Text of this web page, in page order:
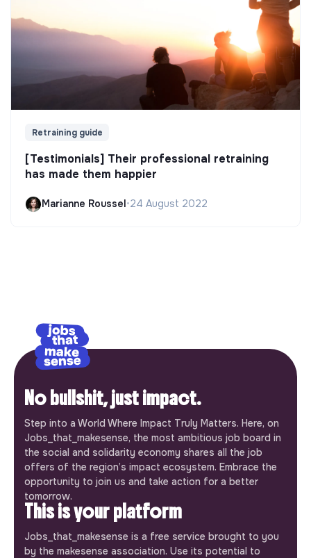
Retraining guide
[Testimonials] Their professional retraining
has made them happier
Marianne Roussel•24 August 2022
No bullshit, just impact.
Step into a World Where Impact Truly Matters. Here, on
Jobs_that_makesense, the most ambitious job board in
the social and solidarity economy shares all the job
offers of the region’s impact ecosystem. Embrace the
opportunity to join us and take action for a better
tomorrow.
This is your platform
Jobs_that_makesense is a free service brought to you
by the makesense association. Use its potential to